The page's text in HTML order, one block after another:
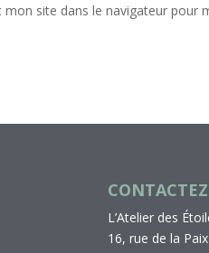
site dans le navigateur pour
L’Atelier des
16, rue de la Paix